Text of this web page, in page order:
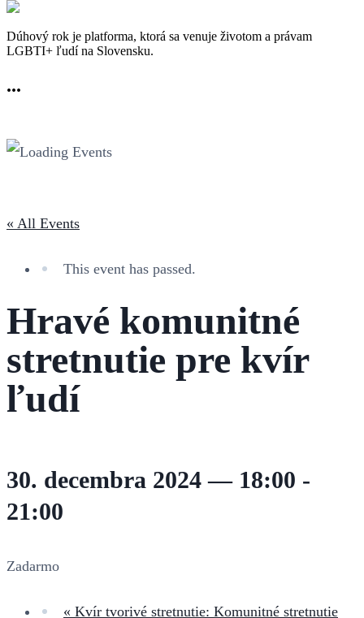
Dúhový rok je platforma, ktorá sa venuje životom a právam
LGBTI+ ľudí na Slovensku.
...
« All Events
This event has passed.
Hravé komunitné
stretnutie pre kvír
ľudí
30. decembra 2024 — 18:00 -
21:00
Zadarmo
« Kvír tvorivé stretnutie: Komunitné stretnutie